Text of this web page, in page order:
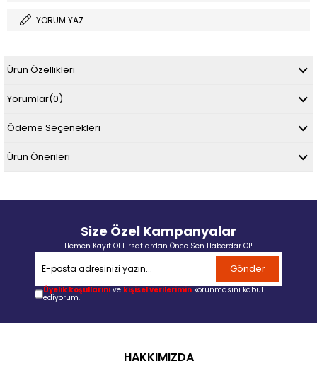
YORUM YAZ
Ürün Özellikleri
Yorumlar(0)
Ödeme Seçenekleri
Ürün Önerileri
Size Özel Kampanyalar
Hemen Kayıt Ol Fırsatlardan Önce Sen Haberdar Ol!
Gönder
Üyelik koşullarını ve kişisel verilerimin korunmasını kabul
ediyorum.
HAKKIMIZDA